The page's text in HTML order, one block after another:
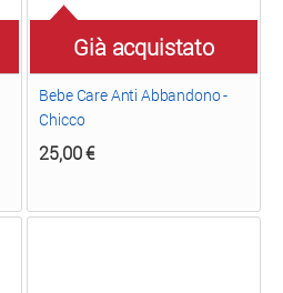
Già acquistato
Bebe Care Anti Abbandono -
Chicco
25,00€